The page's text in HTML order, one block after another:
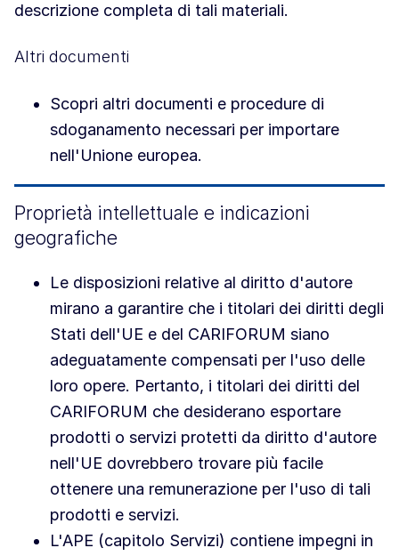
descrizione completa di tali materiali.
Altri documenti
Scopri altri documenti e procedure di
sdoganamento necessari per importare
nell'Unione europea.
Proprietà intellettuale e indicazioni
geografiche
Le disposizioni relative al diritto d'autore
mirano a garantire che i titolari dei diritti degli
Stati dell'UE e del CARIFORUM siano
adeguatamente compensati per l'uso delle
loro opere. Pertanto, i titolari dei diritti del
CARIFORUM che desiderano esportare
prodotti o servizi protetti da diritto d'autore
nell'UE dovrebbero trovare più facile
ottenere una remunerazione per l'uso di tali
prodotti e servizi.
L'APE (capitolo Servizi) contiene impegni in